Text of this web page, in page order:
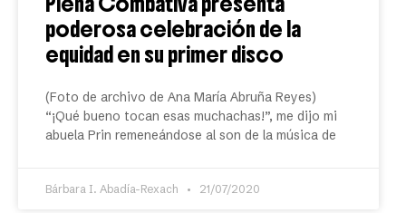
poderosa celebración de la
equidad en su primer disco
(Foto de archivo de Ana María Abruña Reyes)
“¡Qué bueno tocan esas muchachas!”, me dijo mi
abuela Prin remeneándose al son de la música de
Bárbara I. Abadía-Rexach 21/07/2020